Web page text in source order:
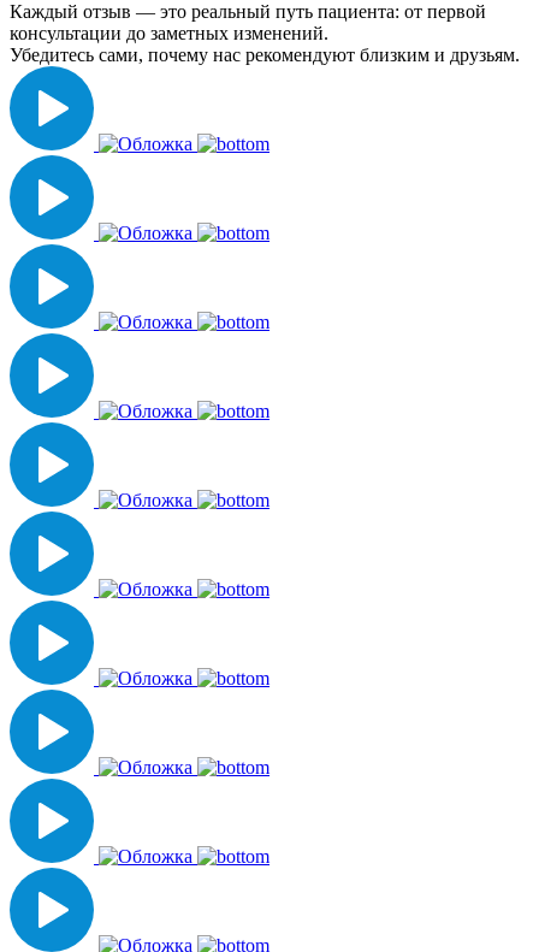
Каждый отзыв — это реальный путь пациента: от первой
консультации до заметных изменений.
Убедитесь сами, почему нас рекомендуют близким и друзьям.